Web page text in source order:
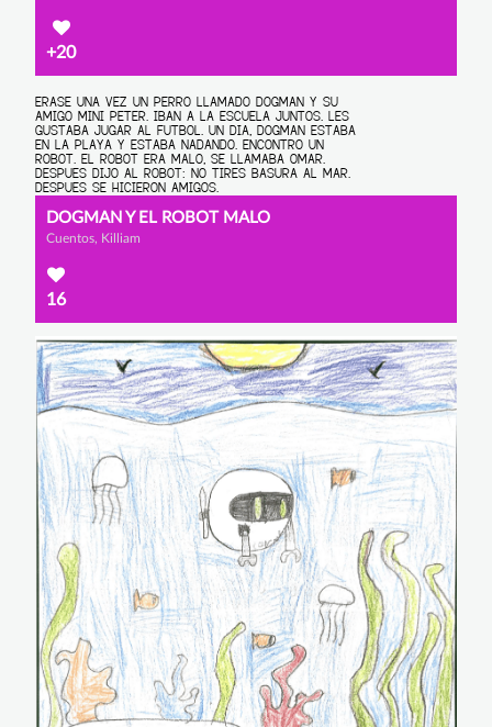
+20
DOGMAN Y EL ROBOT MALO
Cuentos, Killiam
16